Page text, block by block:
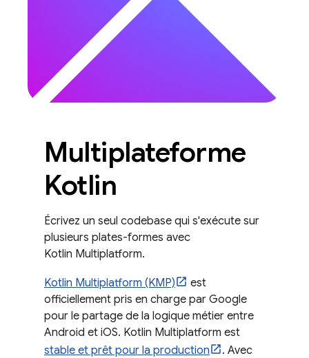
Multiplateforme
Kotlin
Écrivez un seul codebase qui s'exécute sur
plusieurs plates-formes avec
Kotlin Multiplatform.
Kotlin Multiplatform (KMP)
est
officiellement pris en charge par Google
pour le partage de la logique métier entre
Android et iOS. Kotlin Multiplatform est
stable et prêt pour la production
. Avec